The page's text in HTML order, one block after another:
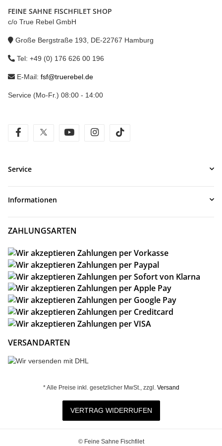
FEINE SAHNE FISCHFILET SHOP
c/o True Rebel GmbH
Große Bergstraße 193, DE-22767 Hamburg
Tel: +49 (0) 176 626 00 196
E-Mail: fsf@truerebel.de
Service (Mo-Fr.) 08:00 - 14:00
facebooktwitter youtube instagram
Service
Informationen
ZAHLUNGSARTEN
VERSANDARTEN
* Alle Preise inkl. gesetzlicher MwSt., zzgl. Versand
VERTRAG WIDERRUFEN
© Feine Sahne Fischfilet